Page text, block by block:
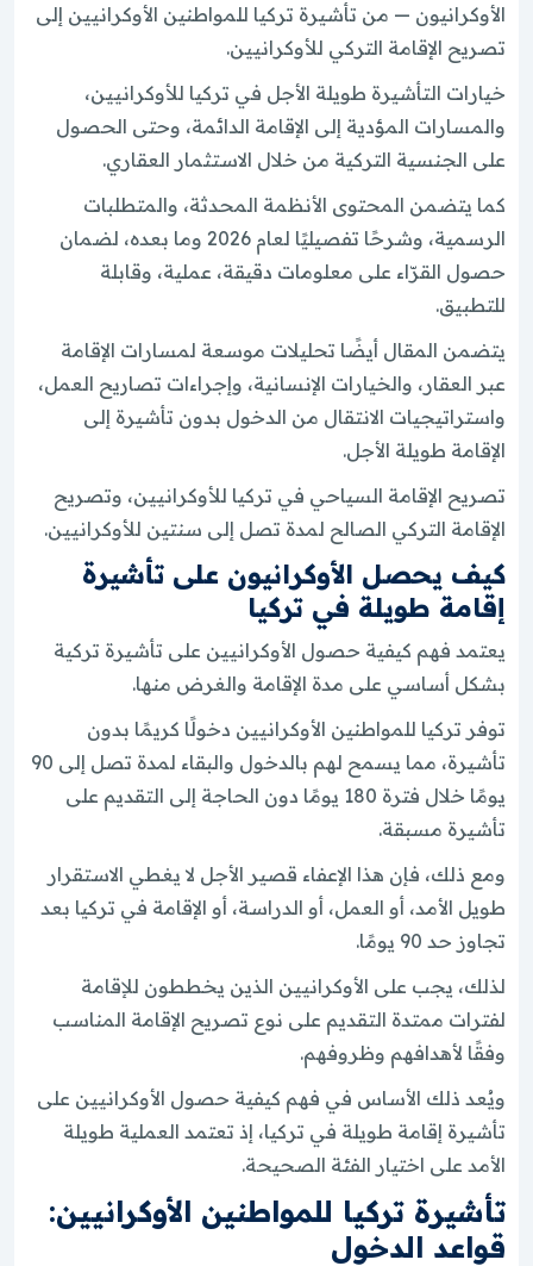
الأوكرانيون — من تأشيرة تركيا للمواطنين الأوكرانيين إلى
تصريح الإقامة التركي للأوكرانيين.
خيارات التأشيرة طويلة الأجل في تركيا للأوكرانيين،
والمسارات المؤدية إلى الإقامة الدائمة، وحتى الحصول
على الجنسية التركية من خلال الاستثمار العقاري.
كما يتضمن المحتوى الأنظمة المحدثة، والمتطلبات
الرسمية، وشرحًا تفصيليًا لعام 2026 وما بعده، لضمان
حصول القرّاء على معلومات دقيقة، عملية، وقابلة
للتطبيق.
يتضمن المقال أيضًا تحليلات موسعة لمسارات الإقامة
عبر العقار، والخيارات الإنسانية، وإجراءات تصاريح العمل،
واستراتيجيات الانتقال من الدخول بدون تأشيرة إلى
الإقامة طويلة الأجل.
تصريح الإقامة السياحي في تركيا للأوكرانيين، وتصريح
الإقامة التركي الصالح لمدة تصل إلى سنتين للأوكرانيين.
كيف يحصل الأوكرانيون على تأشيرة
إقامة طويلة في تركيا
يعتمد فهم كيفية حصول الأوكرانيين على تأشيرة تركية
بشكل أساسي على مدة الإقامة والغرض منها.
توفر تركيا للمواطنين الأوكرانيين دخولًا كريمًا بدون
تأشيرة، مما يسمح لهم بالدخول والبقاء لمدة تصل إلى 90
يومًا خلال فترة 180 يومًا دون الحاجة إلى التقديم على
تأشيرة مسبقة.
ومع ذلك، فإن هذا الإعفاء قصير الأجل لا يغطي الاستقرار
طويل الأمد، أو العمل، أو الدراسة، أو الإقامة في تركيا بعد
تجاوز حد 90 يومًا.
لذلك، يجب على الأوكرانيين الذين يخططون للإقامة
لفترات ممتدة التقديم على نوع تصريح الإقامة المناسب
وفقًا لأهدافهم وظروفهم.
ويُعد ذلك الأساس في فهم كيفية حصول الأوكرانيين على
تأشيرة إقامة طويلة في تركيا، إذ تعتمد العملية طويلة
الأمد على اختيار الفئة الصحيحة.
تأشيرة تركيا للمواطنين الأوكرانيين:
قواعد الدخول